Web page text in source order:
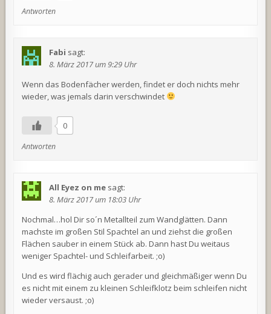
Antworten
Fabi sagt:
8. März 2017 um 9:29 Uhr
Wenn das Bodenfächer werden, findet er doch nichts mehr
wieder, was jemals darin verschwindet
0
Antworten
All Eyez on me sagt:
8. März 2017 um 18:03 Uhr
Nochmal…hol Dir so´n Metallteil zum Wandglätten. Dann
machste im großen Stil Spachtel an und ziehst die großen
Flächen sauber in einem Stück ab. Dann hast Du weitaus
weniger Spachtel- und Schleifarbeit. ;o)
Und es wird flächig auch gerader und gleichmäßiger wenn Du
es nicht mit einem zu kleinen Schleifklotz beim schleifen nicht
wieder versaust. ;o)